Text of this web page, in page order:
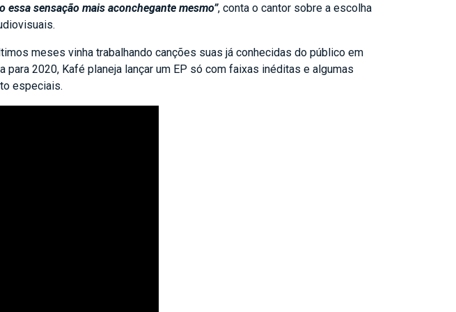
sensação mais aconchegante mesmo”, conta o cantor sobre a escolha
meses vinha trabalhando canções suas já conhecidas do público em
2020, Kafé planeja lançar um EP só com faixas inéditas e algumas
especiais.